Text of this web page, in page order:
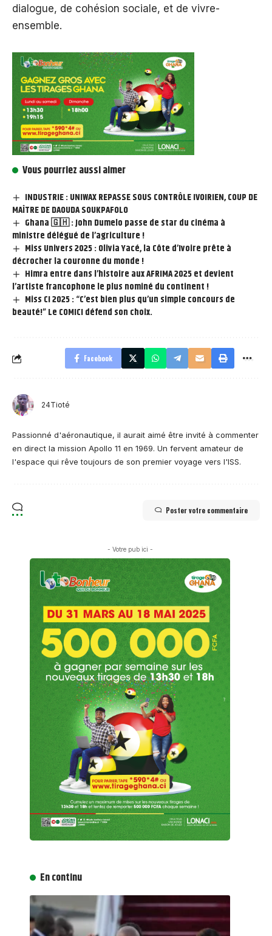
dialogue, de cohésion sociale, et de vivre-
ensemble.
Vous pourriez aussi aimer
INDUSTRIE : UNIWAX REPASSE SOUS CONTRÔLE IVOIRIEN, COUP DE
MAÎTRE DE DAOUDA SOUKPAFOLO
Ghana 🇬🇭 : John Dumelo passe de star du cinéma à
ministre délégué de l’agriculture !
Miss Univers 2025 : Olivia Yacé, la Côte d’Ivoire prête à
décrocher la couronne du monde !
Himra entre dans l’histoire aux AFRIMA 2025 et devient
l’artiste francophone le plus nominé du continent !
Miss CI 2025 : “C’est bien plus qu’un simple concours de
beauté!” Le COMICI défend son choix.
Facebook
24Tioté
Passionné d'aéronautique, il aurait aimé être invité à commenter
en direct la mission Apollo 11 en 1969. Un fervent amateur de
l'espace qui rêve toujours de son premier voyage vers l'ISS.
Poster votre commentaire
- Votre pub ici -
En continu